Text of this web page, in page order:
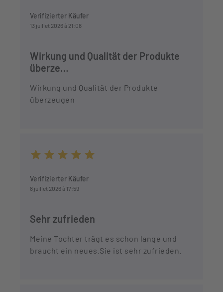
Verifizierter Käufer
13 juillet 2026 à 21:08
Wirkung und Qualität der Produkte
überze…
Wirkung und Qualität der Produkte
überzeugen
Verifizierter Käufer
8 juillet 2026 à 17:59
Sehr zufrieden
Meine Tochter trägt es schon lange und
braucht ein neues.Sie ist sehr zufrieden.